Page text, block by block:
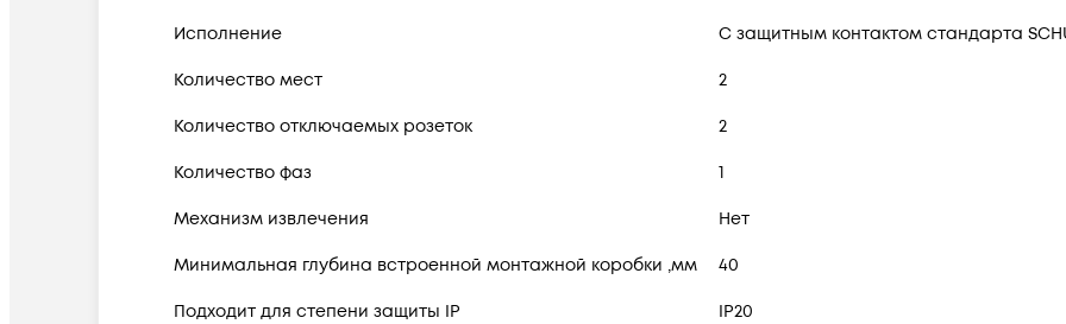
Исполнение С защитным контактом стандарта
Количество мест 2
Количество отключаемых розеток 2
Количество фаз 1
Механизм извлечения Нет
Минимальная глубина встроенной монтажной коробки ,мм 40
Подходит для степени защиты IP IP20